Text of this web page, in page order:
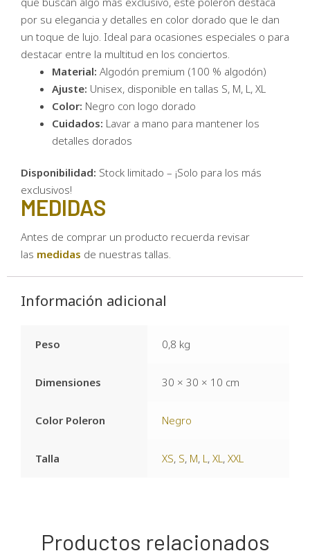
por su elegancia y detalles en color dorado que le dan
un toque de lujo. Ideal para ocasiones especiales o para
destacar entre la multitud en los conciertos.
Material: Algodón premium (100 % algodón)
Ajuste: Unisex, disponible en tallas S, M, L, XL
Color: Negro con logo dorado
Cuidados: Lavar a mano para mantener los
detalles dorados
Disponibilidad: Stock limitado – ¡Solo para los más
exclusivos!
MEDIDAS
Antes de comprar un producto recuerda revisar
las medidas de nuestras tallas.
Información adicional
Peso 0,8 kg
Dimensiones 30 × 30 × 10 cm
Color Poleron Negro
Talla XS, S, M, L ,XL ,XXL
Productos relacionados